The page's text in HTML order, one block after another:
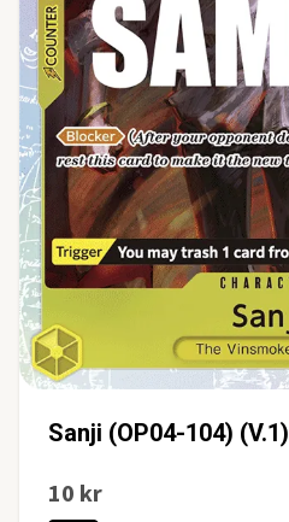
Sanji (OP04-104) (V.1)
10 kr